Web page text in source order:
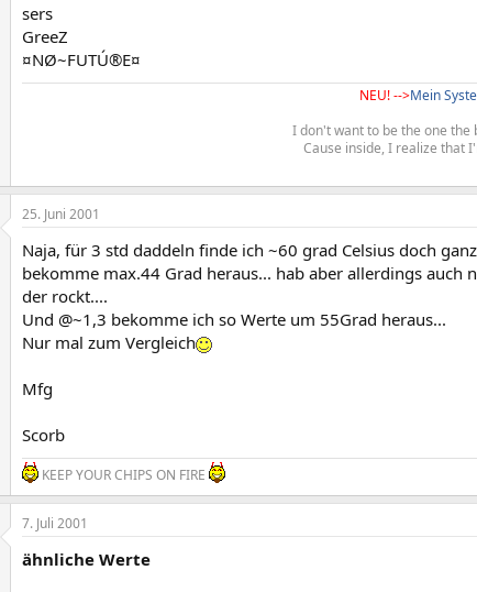
sers
GreeZ
¤NØ~FUTÚ®E¤
NEU! -->Mein
I don't want to be the one the
Cause inside, I realize that
25. Juni 2001
Naja, für 3 std daddeln finde ich ~60 grad Celsius doch
bekomme max.44 Grad heraus... hab aber allerdings auch
der rockt....
Und @~1,3 bekomme ich so Werte um 55Grad heraus...
Nur mal zum Vergleich
Mfg
Scorb
KEEP YOUR CHIPS ON FIRE
7. Juli 2001
ähnliche Werte